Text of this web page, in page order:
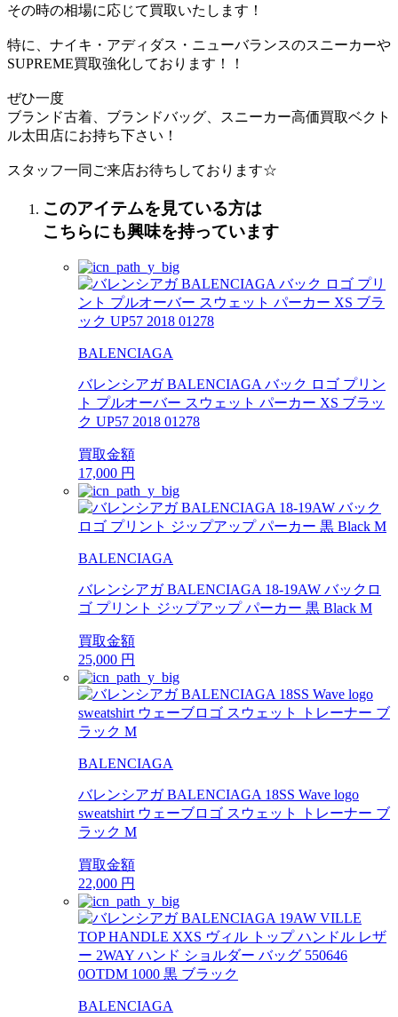
その時の相場に応じて買取いたします！
特に、ナイキ・アディダス・ニューバランスのスニーカーや
SUPREME買取強化しております！！
ぜひ一度
ブランド古着、ブランドバッグ、スニーカー高価買取ベクト
ル太田店にお持ち下さい！
スタッフ一同ご来店お待ちしております☆
このアイテムを見ている方は
こちらにも興味を持っています
BALENCIAGA
バレンシアガ BALENCIAGA バック ロゴ プリン
ト プルオーバー スウェット パーカー XS ブラッ
ク UP57 2018 01278
買取金額
17,000 円
BALENCIAGA
バレンシアガ BALENCIAGA 18-19AW バックロ
ゴ プリント ジップアップ パーカー 黒 Black M
買取金額
25,000 円
BALENCIAGA
バレンシアガ BALENCIAGA 18SS Wave logo
sweatshirt ウェーブロゴ スウェット トレーナー ブ
ラック M
買取金額
22,000 円
BALENCIAGA